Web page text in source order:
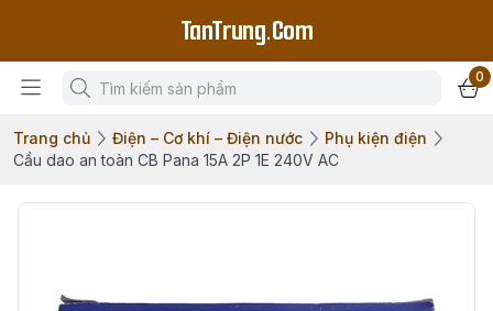
TanTrung.Com
0
Trang chủ Điện – Cơ khí – Điện nước
Phụ kiện điện
Cầu dao an toàn CB Pana 15A 2P 1E 240V AC